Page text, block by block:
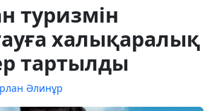
туризмін
халықаралық
тартылды
Әлинұр